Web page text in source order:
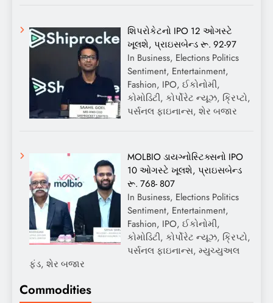
શિપરોકેટનો IPO 12 ઓગસ્ટે
ખૂલશે, પ્રાઇસબેન્ડ રૂ. 92-97
In Business, Elections Politics
Sentiment, Entertainment,
Fashion, IPO, ઈકોનોમી,
કોમોડિટી, કોર્પોરેટ ન્યૂઝ, ક્રિપ્ટો,
પર્સનલ ફાઇનાન્સ, શેર બજાર
MOLBIO ડાયગ્નોસ્ટિક્સનો IPO
10 ઓગસ્ટે ખૂલશે, પ્રાઇસબેન્ડ
રૂ. 768- 807
In Business, Elections Politics
Sentiment, Entertainment,
Fashion, IPO, ઈકોનોમી,
કોમોડિટી, કોર્પોરેટ ન્યૂઝ, ક્રિપ્ટો,
પર્સનલ ફાઇનાન્સ, મ્યુચ્યુઅલ
ફંડ, શેર બજાર
Commodities